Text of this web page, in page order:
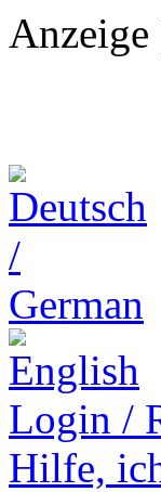
Login /
Hilfe,